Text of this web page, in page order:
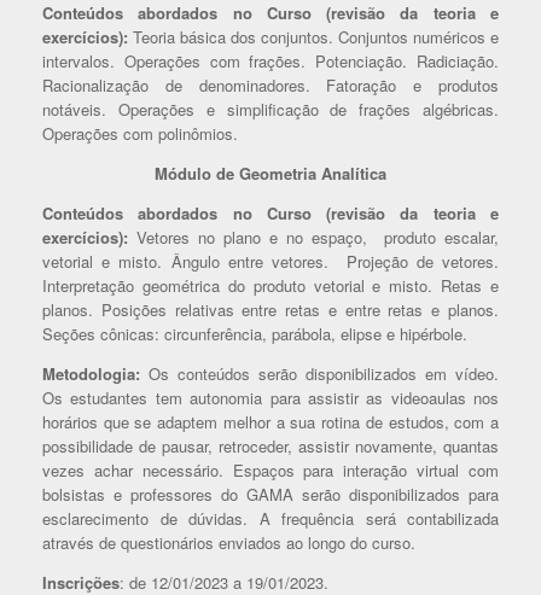
Conteúdos abordados no Curso (revisão da teoria e
exercícios): Teoria básica dos conjuntos. Conjuntos numéricos e
intervalos. Operações com frações. Potenciação. Radiciação.
Racionalização de denominadores. Fatoração e produtos
notáveis. Operações e simplificação de frações algébricas.
Operações com polinômios.
Módulo de Geometria Analítica
Conteúdos abordados no Curso (revisão da teoria e
exercícios): Vetores no plano e no espaço, produto escalar,
vetorial e misto. Ângulo entre vetores. Projeção de vetores.
Interpretação geométrica do produto vetorial e misto. Retas e
planos. Posições relativas entre retas e entre retas e planos.
Seções cônicas: circunferência, parábola, elipse e hipérbole.
Metodologia: Os conteúdos serão disponibilizados em vídeo.
Os estudantes tem autonomia para assistir as videoaulas nos
horários que se adaptem melhor a sua rotina de estudos, com a
possibilidade de pausar, retroceder, assistir novamente, quantas
vezes achar necessário. Espaços para interação virtual com
bolsistas e professores do GAMA serão disponibilizados para
esclarecimento de dúvidas. A frequência será contabilizada
através de questionários enviados ao longo do curso.
Inscrições: de 12/01/2023 a 19/01/2023.